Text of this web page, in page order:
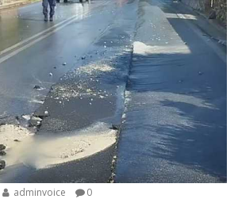
adminvoice 0